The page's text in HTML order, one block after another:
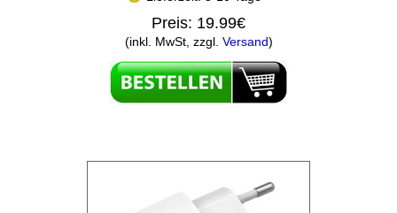
Preis: 19.99€
(inkl. MwSt, zzgl. Versand)